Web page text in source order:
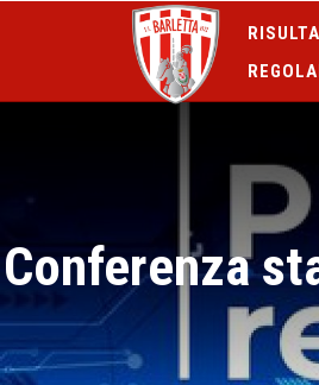
Conferenza